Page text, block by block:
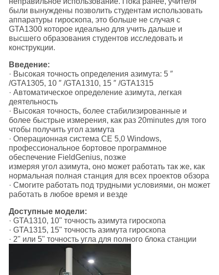
были вынуждены позволить студентам использовать
аппаратуры гироскопа, это больше не случая с
GTA1300 которое идеально для учить дальше и
высшего образования студентов исследовать и
конструкции.
Введение:
· Высокая точность определения азимута: 5 ″
/GTA1305, 10 ″ /GTA1310, 15 ″ /GTA1315
· Автоматическое определение азимута, легкая
деятельность
· Высокая точность, более стабилизированные и
более быстрые измерения, как раз 20minutes для того
чтобы получить угол азимута
· Операционная система CE 5,0 Windows,
профессиональное бортовое программное
обеспечение FieldGenius, позже
измеряя угол азимута, оно может работать так же, как
нормальная полная станция для всех проектов обзора
· Смогите работать под трудными условиями, он может
работать в любое время и везде
Доступные модели:
· GTA1310, 10" точность азимута гироскопа
· GTA1315, 15" точность азимута гироскопа
· 2" или 5" точность угла для полного блока станции